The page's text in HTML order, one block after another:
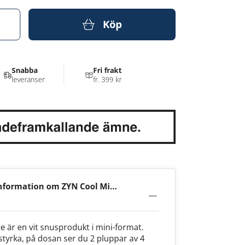
Köp
om ZYN Cool Mint
är en vit snusprodukt i mini-format.
på dosan ser du 2 pluppar av 4
Snabba
leveranser
Fri frakt
fr. 399 kr